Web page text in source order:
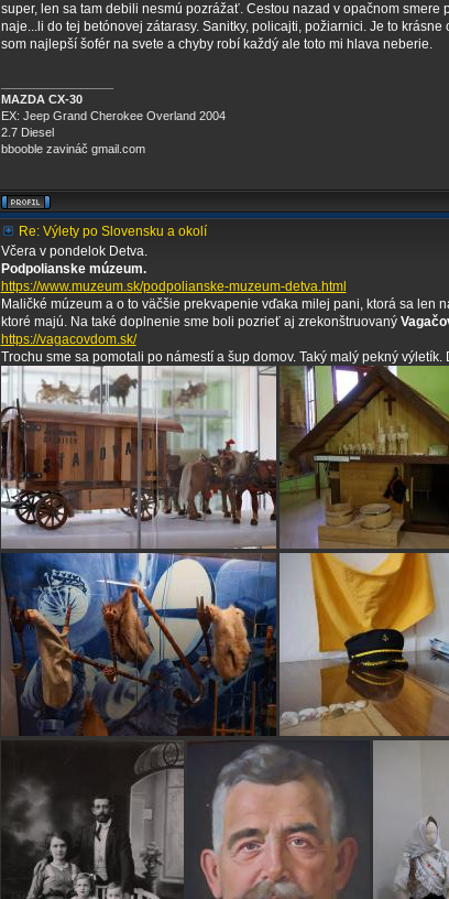
super, len sa tam debili nesmú pozrážať. Cestou nazad v opačnom
naje...li do tej betónovej zátarasy. Sanitky, policajti, požiarnici. Je to
som najlepší šofér na svete a chyby robí každý ale toto mi hlava neberie.
MAZDA CX-30
EX: Jeep Grand Cherokee Overland 2004
2.7 Diesel
bbooble zavináč gmail.com
Re: Výlety po Slovensku a okolí
Včera v pondelok Detva.
Podpolianske múzeum.
https://www.muzeum.sk/podpolianske-muzeum-detva.html
Maličké múzeum a o to väčšie prekvapenie vďaka milej pani, ktorá sa
ktoré majú. Na také doplnenie sme boli pozrieť aj zrekonštruovaný
https://vagacovdom.sk/
Trochu sme sa pomotali po námestí a šup domov. Taký malý pekný